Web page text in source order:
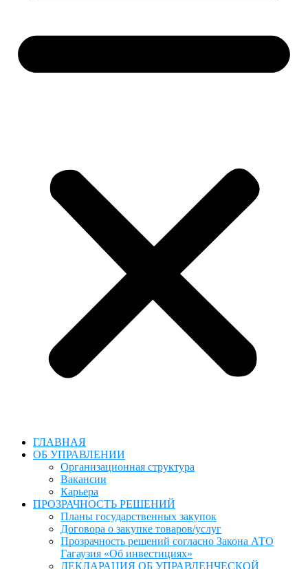
ГЛАВНАЯ
ОБ УПРАВЛЕНИИ
Организационная структура
Вакансии
Карьера
ПРОЗРАЧНОСТЬ РЕШЕНИЙ
Планы государственных закупок
Договора о закупке товаров/услуг
Прозрачность решений согласно Закона АТО
Гагаузия «Об инвестициях»
ДЕКЛАРАЦИЯ ОБ УПРАВЛЕНЧЕСКОЙ